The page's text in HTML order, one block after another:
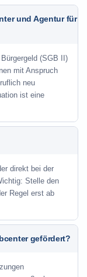
und Agentur für
(SGB II)
mit Anspruch
neu
ist eine
direkt bei der
Stelle den
Regel erst ab
gefördert?